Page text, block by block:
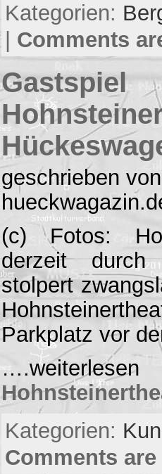
Kategorien:
Comments
Gastspiel
geschrieben
(c) Fotos:
derzeit durch
stolpert
Parkplatz vor
Kategorien:
Comments